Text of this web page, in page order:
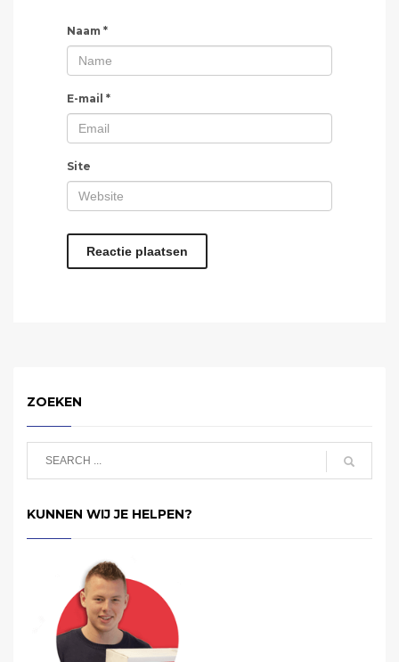
Naam *
E-mail *
Site
ZOEKEN
KUNNEN WIJ JE HELPEN?